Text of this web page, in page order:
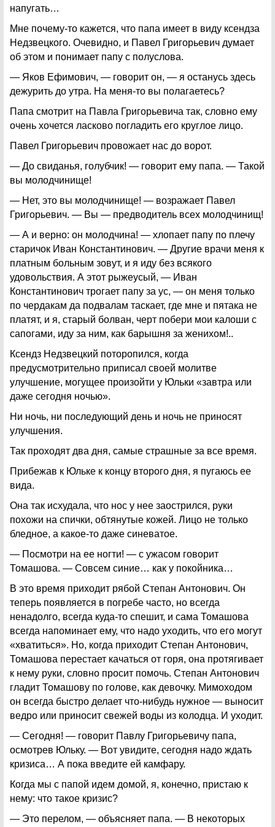
напугать…
Мне почему-то кажется, что папа имеет в виду ксендза
Недзвецкого. Очевидно, и Павел Григорьевич думает
об этом и понимает папу с полуслова.
— Яков Ефимович, — говорит он, — я останусь здесь
дежурить до утра. На меня-то вы полагаетесь?
Папа смотрит на Павла Григорьевича так, словно ему
очень хочется ласково погладить его круглое лицо.
Павел Григорьевич провожает нас до ворот.
— До свиданья, голубчик! — говорит ему папа. — Такой
вы молодчинище!
— Нет, это вы молодчинище! — возражает Павел
Григорьевич. — Вы — предводитель всех молодчинищ!
— А и верно: он молодчина! — хлопает папу по плечу
старичок Иван Константинович. — Другие врачи меня к
платным больным зовут, и я иду без всякого
удовольствия. А этот рыжеусый, — Иван
Константинович трогает папу за ус, — он меня только
по чердакам да подвалам таскает, где мне и пятака не
платят, и я, старый болван, черт побери мои калоши с
сапогами, иду за ним, как барышня за женихом!..
Ксендз Недзвецкий поторопился, когда
предусмотрительно приписал своей молитве
улучшение, могущее произойти у Юльки «завтра или
даже сегодня ночью».
Ни ночь, ни последующий день и ночь не приносят
улучшения.
Так проходят два дня, самые страшные за все время.
Прибежав к Юльке к концу второго дня, я пугаюсь ее
вида.
Она так исхудала, что нос у нее заострился, руки
похожи на спички, обтянутые кожей. Лицо не только
бледное, а какое-то даже синеватое.
— Посмотри на ее ногти! — с ужасом говорит
Томашова. — Совсем синие… как у покойника…
В это время приходит рябой Степан Антонович. Он
теперь появляется в погребе часто, но всегда
ненадолго, всегда куда-то спешит, и сама Томашова
всегда напоминает ему, что надо уходить, что его могут
«хватиться». Но, когда приходит Степан Антонович,
Томашова перестает качаться от горя, она протягивает
к нему руки, словно просит помочь. Степан Антонович
гладит Томашову по голове, как девочку. Мимоходом
он всегда быстро делает что-нибудь нужное — выносит
ведро или приносит свежей воды из колодца. И уходит.
— Сегодня! — говорит Павлу Григорьевичу папа,
осмотрев Юльку. — Вот увидите, сегодня надо ждать
кризиса… А пока введите ей камфару.
Когда мы с папой идем домой, я, конечно, пристаю к
нему: что такое кризис?
— Это перелом, — объясняет папа. — В некоторых